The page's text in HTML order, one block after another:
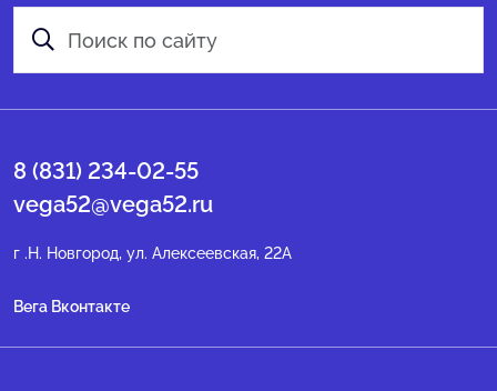
8 (831) 234-02-55
vega52@vega52.ru
г .Н. Новгород, ул. Алексеевская, 22А
Вега Вконтакте